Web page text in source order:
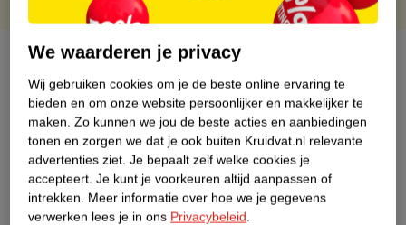
Over dit product
Productinformatie
Etiketinformatie
Nature Impact Score
We waarderen je privacy
Wij gebruiken cookies om je de beste online ervaring te
bieden en om onze website persoonlijker en makkelijker te
maken. Zo kunnen we jou de beste acties en aanbiedingen
tonen en zorgen we dat je ook buiten Kruidvat.nl relevante
advertenties ziet. Je bepaalt zelf welke cookies je
accepteert. Je kunt je voorkeuren altijd aanpassen of
intrekken. Meer informatie over hoe we je gegevens
verwerken lees je in ons Privacybeleid.